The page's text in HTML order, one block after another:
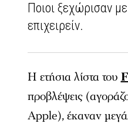
Ποιοι ξεχώρισαν
επιχειρείν.
Η ετήσια λίστα του
προβλέψεις
Apple), έκαναν